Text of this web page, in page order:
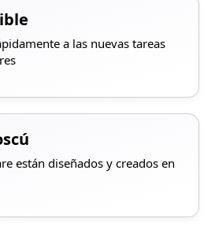
a las nuevas tareas
están diseñados y creados en